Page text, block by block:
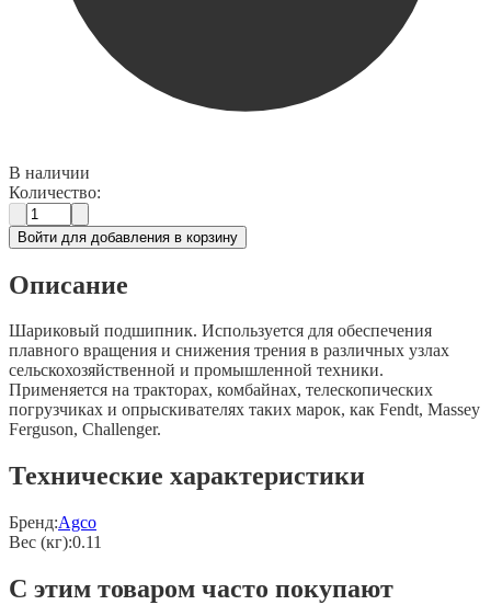
В наличии
Количество:
Войти для добавления в корзину
Описание
Шариковый подшипник. Используется для обеспечения
плавного вращения и снижения трения в различных узлах
сельскохозяйственной и промышленной техники.
Применяется на тракторах, комбайнах, телескопических
погрузчиках и опрыскивателях таких марок, как Fendt, Massey
Ferguson, Challenger.
Технические характеристики
Бренд:Agco
Вес (кг):0.11
С этим товаром часто покупают